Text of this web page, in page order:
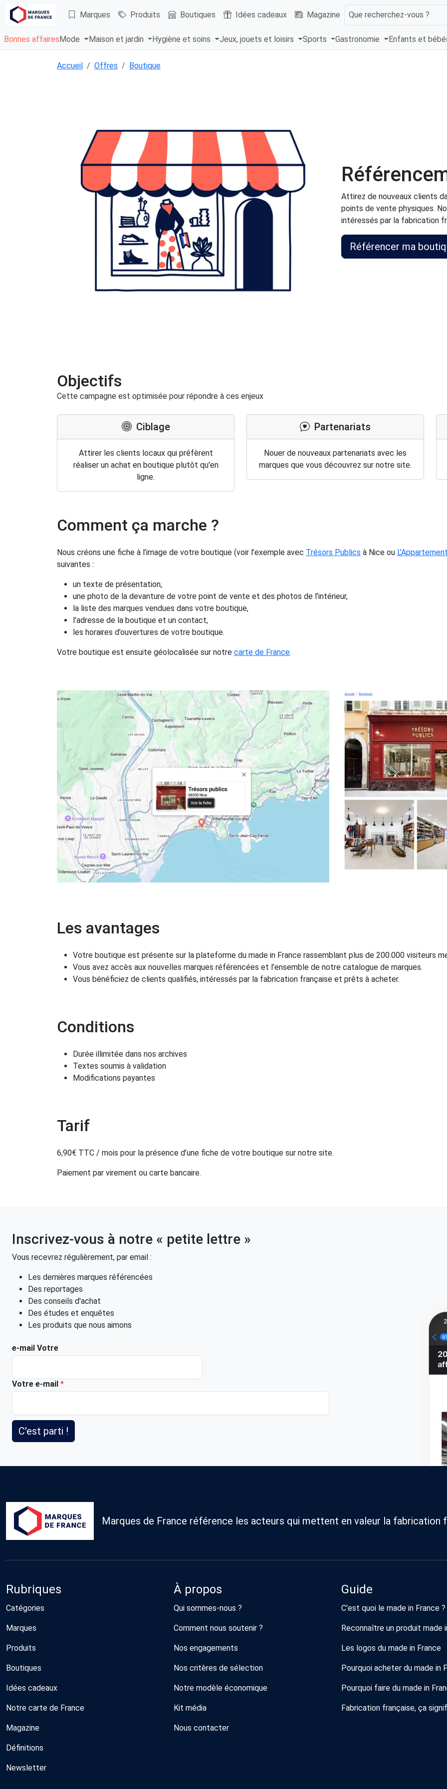
Marques Produits Boutiques Idées cadeaux Magazine Que recherchez-vous ?
Bonnes affaires Mode Maison et jardin Hygiène et soins Jeux, jouets et loisirs Sports Gastronomie Enfants et
Accueil Offres Boutique
Attirez de nouveaux clients
points de vente physiques.
intéressés par la fabrication
Référencer ma
Objectifs
Cette campagne est optimisée pour répondre à ces enjeux
Ciblage
Attirer les clients locaux qui préfèrent
réaliser un achat en boutique plutôt qu'en
ligne.
Partenariats
Nouer de nouveaux partenariats avec les
marques que vous découvrez sur notre site.
Comment ça marche ?
Nous créons une fiche à l’image de votre boutique (voir l’exemple avec Trésors Publics à Nice ou
suivantes :
un texte de présentation,
une photo de la devanture de votre point de vente et des photos de l’intérieur,
la liste des marques vendues dans votre boutique,
l’adresse de la boutique et un contact,
les horaires d’ouvertures de votre boutique.
Votre boutique est ensuite géolocalisée sur notre carte de France.
Les avantages
Votre boutique est présente sur la plateforme du made in France rassemblant plus de 200.000 visiteurs
Vous avez accès aux nouvelles marques référencées et l’ensemble de notre catalogue de marques.
Vous bénéficiez de clients qualifiés, intéressés par la fabrication française et prêts à acheter.
Conditions
Durée illimitée dans nos archives
Textes soumis à validation
Modifications payantes
Tarif
6,90€ TTC / mois pour la présence d’une fiche de votre boutique sur notre site.
Paiement par virement ou carte bancaire.
Inscrivez-vous à notre « petite lettre »
Vous recevrez régulièrement, par email :
Les dernières marques référencées
Des reportages
Des conseils d'achat
Des études et enquêtes
Les produits que nous aimons
e-mail Votre
Votre e-mail *
C'est parti !
Marques de France référence les acteurs qui mettent en valeur la fabrication
Rubriques
Catégories
Marques
Produits
Boutiques
Idées cadeaux
Notre carte de France
Magazine
Définitions
Newsletter
À propos
Qui sommes-nous ?
Comment nous soutenir ?
Nos engagements
Nos critères de sélection
Notre modèle économique
Kit média
Nous contacter
Guide
C'est quoi le made in France ?
Reconnaître un produit made
Les logos du made in France
Pourquoi acheter du made in
Pourquoi faire du made in
Fabrication française, ça